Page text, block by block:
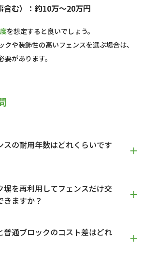
む）： 約10万～20万円
を想定すると良いでしょう。
クや装飾性の高いフェンスを選ぶ場合は、
があります。
スの耐用年数はどれくらいです
塀を再利用してフェンスだけ交
ますか？
普通ブロックのコスト差はどれ